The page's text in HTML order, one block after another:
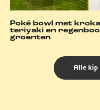
Poké bowl met
teriyaki en
groenten
Alle kip